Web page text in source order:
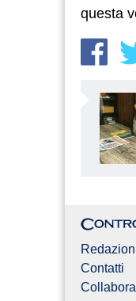
questa
Contatti
Collabora